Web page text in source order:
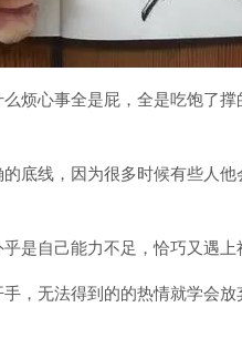
烦心事全是屁，全是吃饱了
底线，因为很多时候有些人
是自己能力不足，恰巧又遇上
，无法得到的的热情就学会